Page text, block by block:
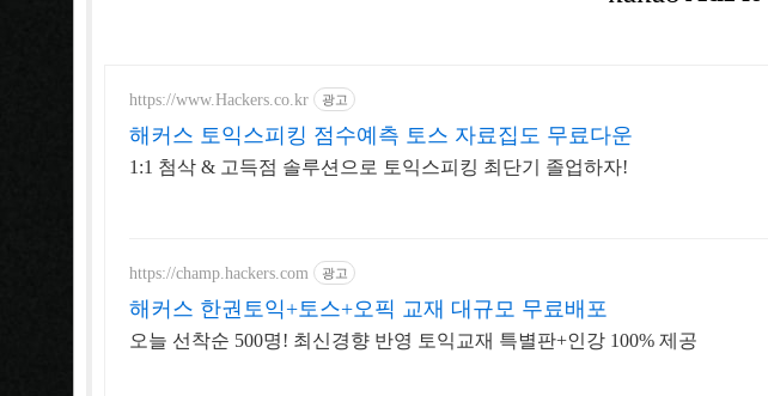
https://www.Hackers.co.kr 광고
해커스 토익스피킹 점수예측 토스 자료집도 무료다운
1:1 첨삭 & 고득점 솔루션으로 토익스피킹 최단기 졸업하자!
https://champ.hackers.com 광고
해커스 한권토익+토스+오픽 교재 대규모 무료배포
오늘 선착순 500명! 최신경향 반영 토익교재 특별판+인강 100% 제공